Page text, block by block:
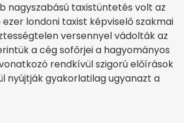
nagyszabású taxistüntetés volt az
ezer londoni taxist képviselő szakmai
versennyel vádolták az
a cég sofőrjei a hagyományos
rendkívül szigorú előírások
nyújtják gyakorlatilag ugyanazt a